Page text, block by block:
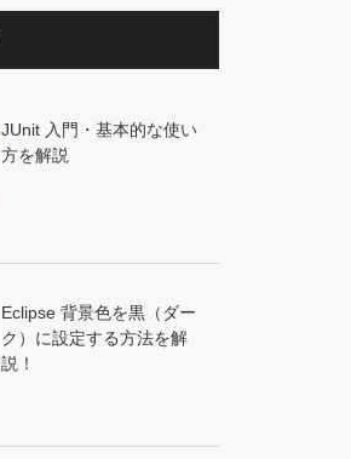
JUnit 入門・基本的な使い
方を解説
Eclipse 背景色を黒（ダー
ク）に設定する方法を解
説！